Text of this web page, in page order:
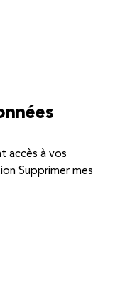
accès à vos
Supprimer mes